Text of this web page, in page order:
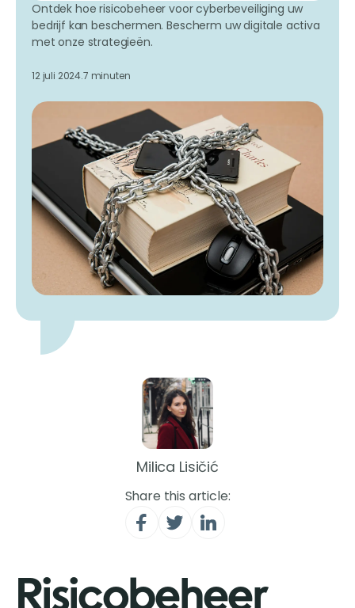
Ontdek hoe risicobeheer voor cyberbeveiliging uw
bedrijf kan beschermen. Bescherm uw digitale activa
met onze strategieën.
12 juli 2024.7 minuten
Milica Lisičić
Share this article: